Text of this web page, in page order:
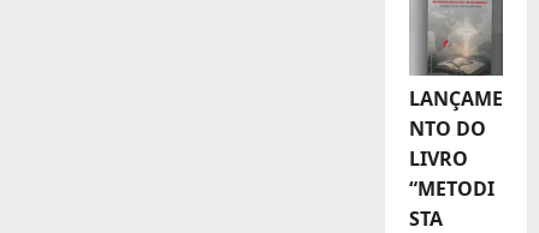
LANÇAME
NTO DO
LIVRO
“METODI
STA